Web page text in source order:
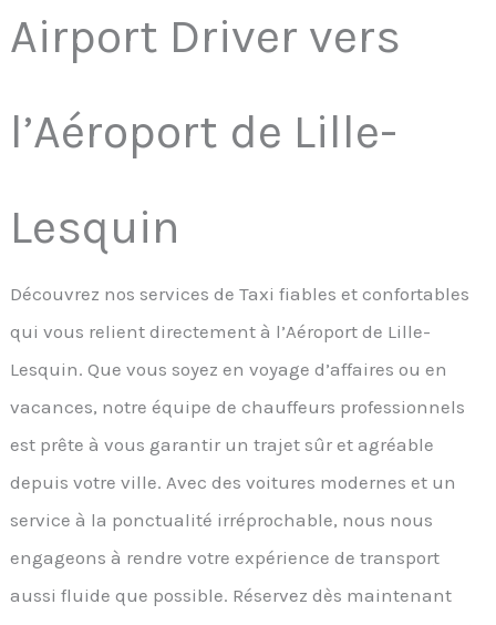
Airport Driver vers
l’Aéroport de Lille-
Lesquin
Découvrez nos services de Taxi fiables et confortables
qui vous relient directement à l’Aéroport de Lille-
Lesquin. Que vous soyez en voyage d’affaires ou en
vacances, notre équipe de chauffeurs professionnels
est prête à vous garantir un trajet sûr et agréable
depuis votre ville. Avec des voitures modernes et un
service à la ponctualité irréprochable, nous nous
engageons à rendre votre expérience de transport
aussi fluide que possible. Réservez dès maintenant